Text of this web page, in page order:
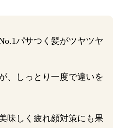
パサつく髪がツヤツヤ
、しっとり一度で違いを
味しく 疲れ顔対策にも果